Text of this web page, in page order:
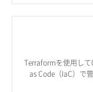
Terraformを使用し
as Code（IaC）で